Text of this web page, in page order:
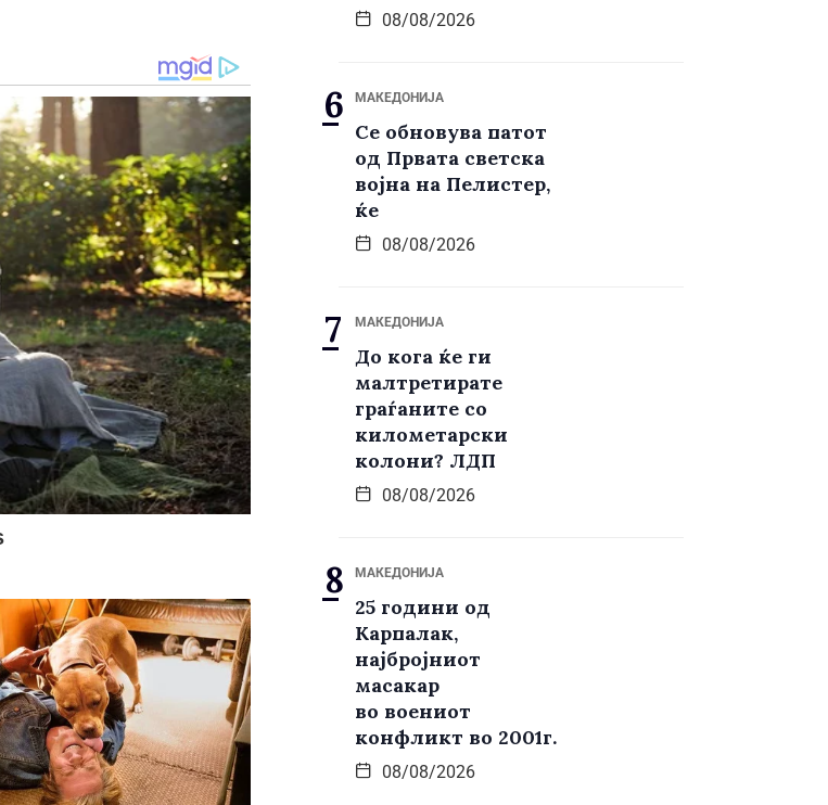
08/08/2026
МАКЕДОНИЈА
Се обновува патот
од Првата светска
војна на Пелистер,
ќе
08/08/2026
МАКЕДОНИЈА
До кога ќе ги
малтретирате
граѓаните со
километарски
колони? ЛДП
08/08/2026
МАКЕДОНИЈА
25 години од
Карпалак,
најбројниот
масакар
во воениот
конфликт во 2001г.
08/08/2026